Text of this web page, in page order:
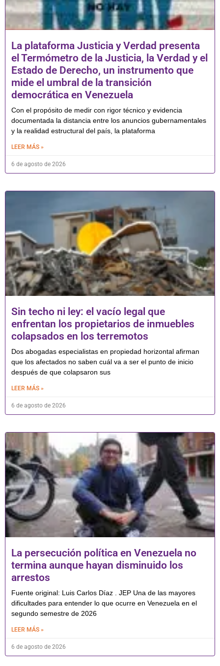
La plataforma Justicia y Verdad presenta
el Termómetro de la Justicia, la Verdad y el
Estado de Derecho, un instrumento que
mide el umbral de la transición
democrática en Venezuela
Con el propósito de medir con rigor técnico y evidencia
documentada la distancia entre los anuncios gubernamentales
y la realidad estructural del país, la plataforma
LEER MÁS »
6 de agosto de 2026
Sin techo ni ley: el vacío legal que
enfrentan los propietarios de inmuebles
colapsados en los terremotos
Dos abogadas especialistas en propiedad horizontal afirman
que los afectados no saben cuál va a ser el punto de inicio
después de que colapsaron sus
LEER MÁS »
6 de agosto de 2026
La persecución política en Venezuela no
termina aunque hayan disminuido los
arrestos
Fuente original: Luis Carlos Díaz . JEP Una de las mayores
dificultades para entender lo que ocurre en Venezuela en el
segundo semestre de 2026
LEER MÁS »
6 de agosto de 2026